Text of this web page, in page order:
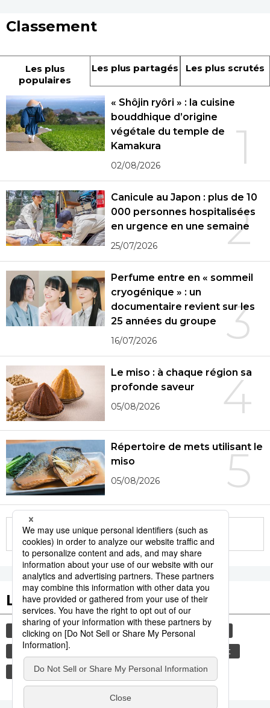
Classement
Les plus
populaires
Les plus partagés Les plus scrutés
1
« Shôjin ryôri » : la cuisine
bouddhique d’origine
végétale du temple de
Kamakura
02/08/2026
2
Canicule au Japon : plus de 10
000 personnes hospitalisées
en urgence en une semaine
25/07/2026
3
Perfume entre en « sommeil
cryogénique » : un
documentaire revient sur les
25 années du groupe
16/07/2026
4
Le miso : à chaque région sa
profonde saveur
05/08/2026
5
Répertoire de mets utilisant le
miso
05/08/2026
More in this series
Les tags populaires
histoire gastronomie femme
sexe
edo
shogun
environnement
santé
vie quotidienne